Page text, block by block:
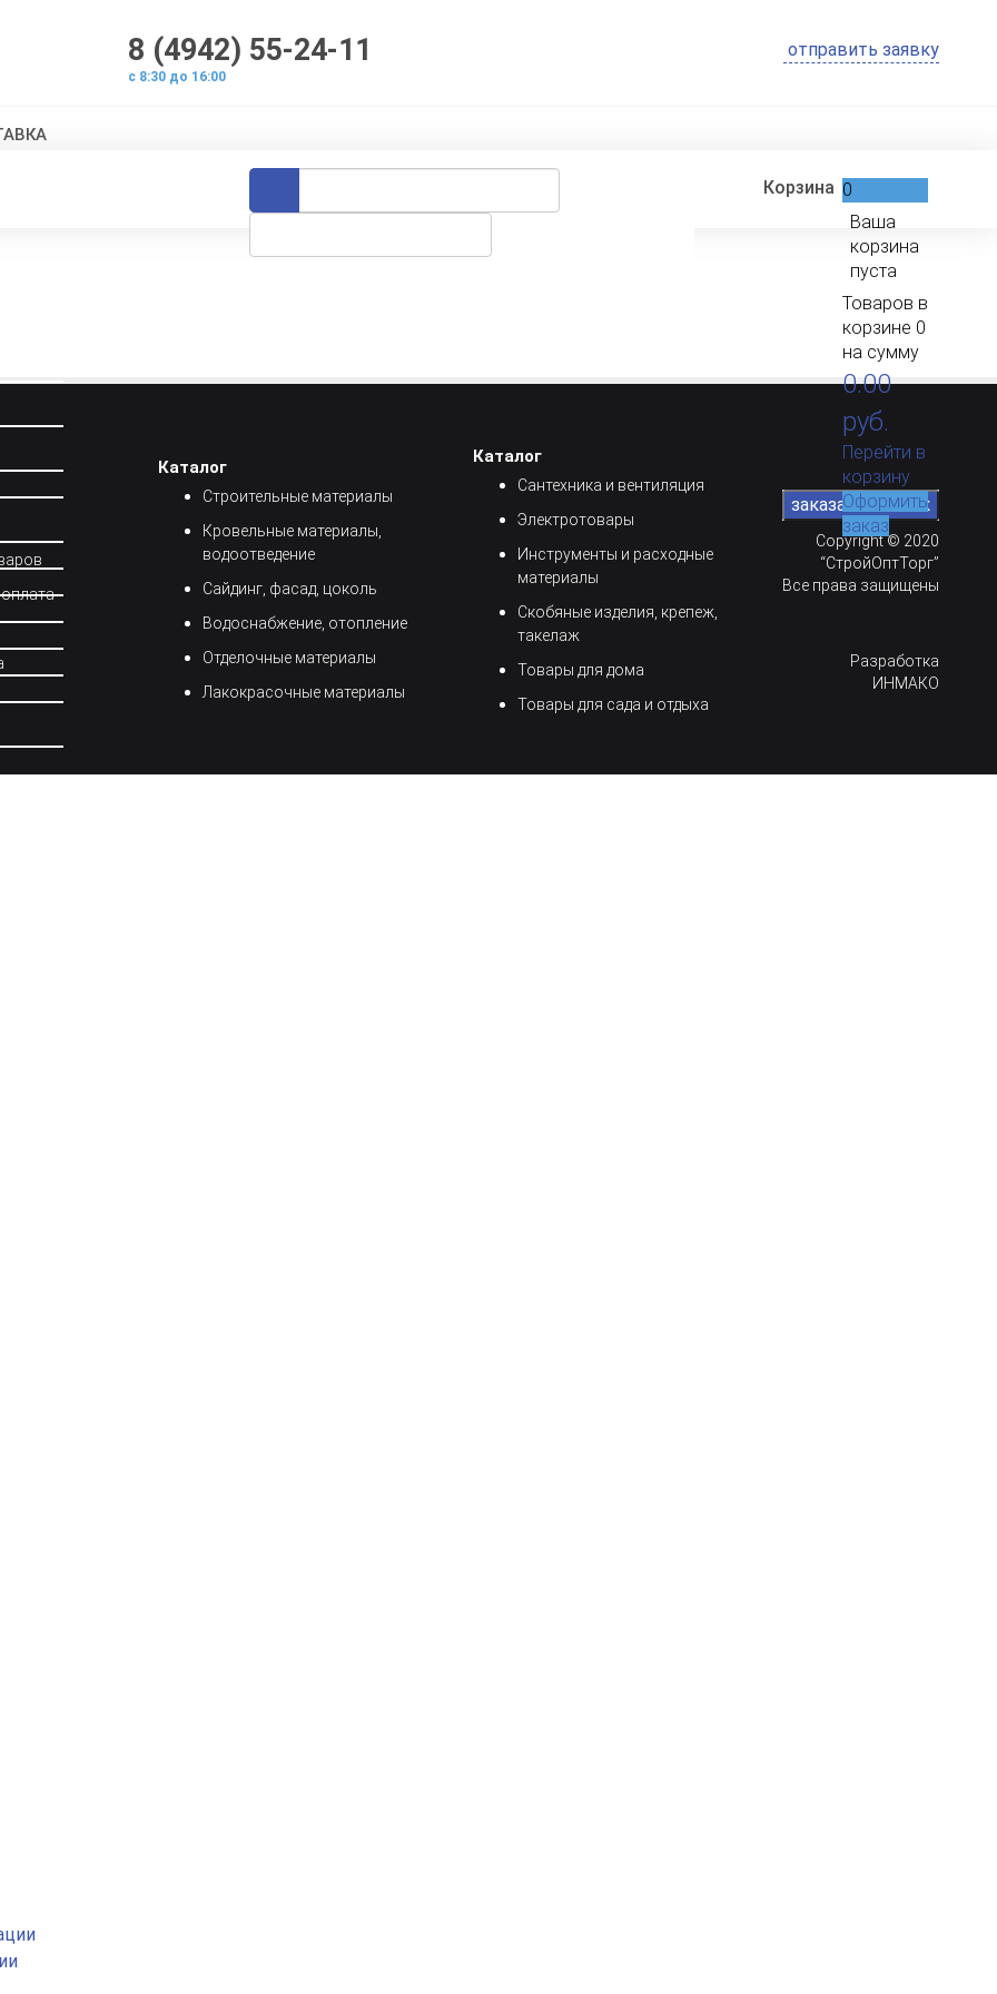
с 8:30 до 16:00
8 (4942) 55-24-11
0
Ваша
корзина
пуста
Товаров в
корзине 0
на сумму
0.00
руб.
Перейти в
корзину
Оформить
заказ
Каталог
Строительные материалы
Кровельные материалы,
водоотведение
Сайдинг, фасад, цоколь
Водоснабжение, отопление
Отделочные материалы
Лакокрасочные материалы
Каталог
Сантехника и вентиляция
Электротовары
Инструменты и расходные
материалы
Скобяные изделия, крепеж,
такелаж
Товары для дома
Товары для сада и отдыха
Copyright © 2020
“СтройОптТорг”
Все права защищены
Разработка
ИНМАКО